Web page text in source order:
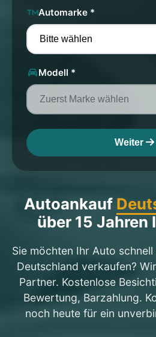
Automarke *
Modell *
Weiter
Autoankauf
über 15 Jahren
Sie möchten Ihr Auto
Deutschland verkaufen?
Partner. Kostenlose
Bewertung, Barzahlung.
noch heute für ein